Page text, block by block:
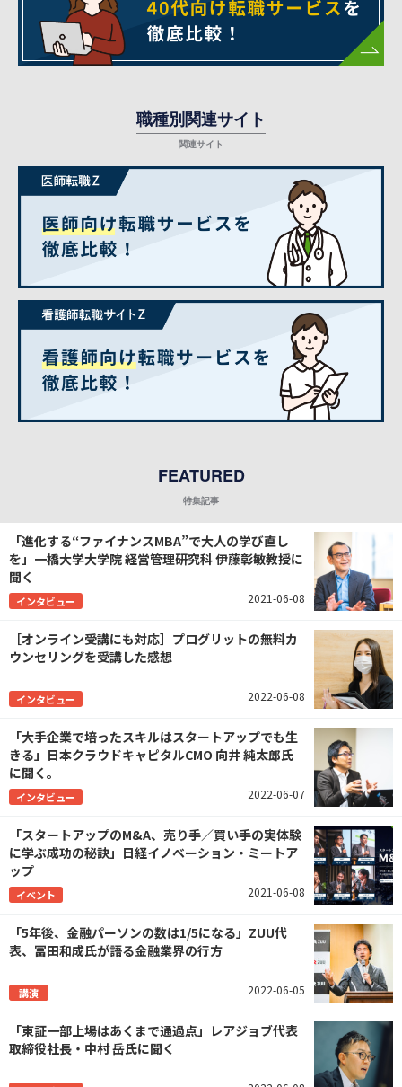
職種別関連サイト
FEATURED
「進化する“ファイナンスMBA”で大人の学び直し
を」一橋大学大学院 経営管理研究科 伊藤彰敏教授に
聞く
インタビュー 2021-06-08
［オンライン受講にも対応］プログリットの無料カ
ウンセリングを受講した感想
インタビュー 2022-06-08
「大手企業で培ったスキルはスタートアップでも生
きる」日本クラウドキャピタルCMO 向井 純太郎氏
に聞く。
インタビュー 2022-06-07
「スタートアップのM&A、売り手／買い手の実体験
に学ぶ成功の秘訣」日経イノベーション・ミートア
ップ
イベント 2021-06-08
「5年後、金融パーソンの数は1/5になる」ZUU代
表、冨田和成氏が語る金融業界の行方
講演 2022-06-05
「東証一部上場はあくまで通過点」レアジョブ代表
取締役社長・中村 岳氏に聞く